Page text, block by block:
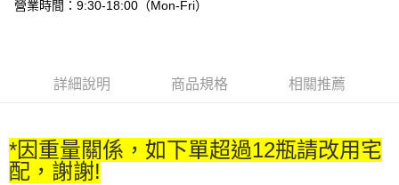
營業時間：9:30-18:00（Mon-Fri）
詳細說明 商品規格 相關推薦
*因重量關係，如下單超過12瓶請改用宅
配，謝謝!